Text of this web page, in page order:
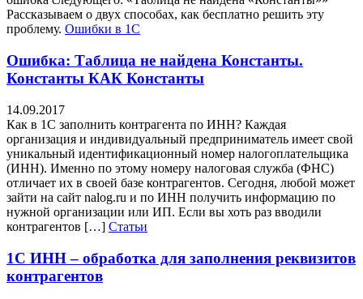
Рассказываем о двух способах, как бесплатно решить эту
проблему. Ошибки в 1С
Ошибка: Таблица не найдена Константы.
Константы КАК Константы
14.09.2017
Как в 1С заполнить контрагента по ИНН? Каждая
организация и индивидуальный предприниматель имеет свой
уникальный идентификационный номер налогоплательщика
(ИНН). Именно по этому номеру налоговая служба (ФНС)
отличает их в своей базе контрагентов. Сегодня, любой может
зайти на сайт nalog.ru и по ИНН получить информацию по
нужной организации или ИП. Если вы хоть раз вводили
контрагентов […] Статьи
1С ИНН – обработка для заполнения реквизитов
контрагентов